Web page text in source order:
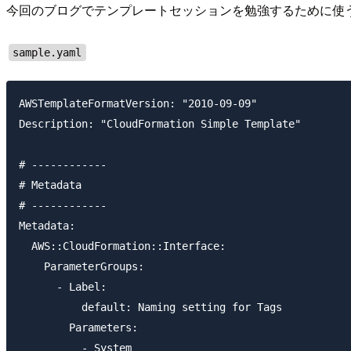
今回のブログでテンプレートセッションを勉強するために使
sample.yaml
AWSTemplateFormatVersion: "2010-09-09"
Description: "CloudFormation Simple Template"
# ------------
# Metadata
# ------------
Metadata:
  AWS::CloudFormation::Interface:
    ParameterGroups:
      - Label:
          default: Naming setting for Tags
        Parameters:
          - System